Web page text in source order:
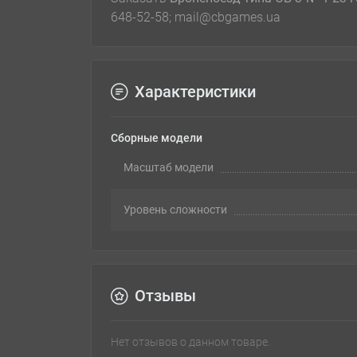
648-52-58; mail@cbgames.ua
Характеристики
Сборные модели
Масштаб модели
Уровень сложности
Отзывы
Нет отзывов о данном товаре.